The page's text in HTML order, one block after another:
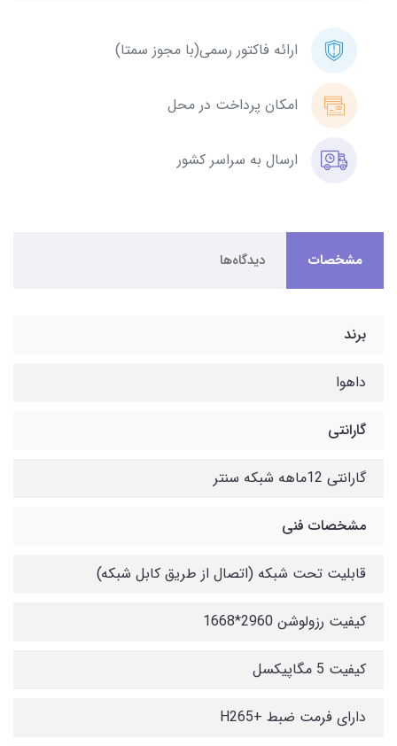
ارائه فاکتور رسمی(با مجوز سمتا)
امکان پرداخت در محل
ارسال به سراسر کشور
مشخصات دیدگاه‌ها
برند
داهوا
گارانتی
گارانتی 12ماهه شبکه سنتر
مشخصات فنی
قابلیت تحت شبکه (اتصال از طریق کابل شبکه)
کیفیت رزولوشن 2960*1668
کیفیت 5 مگاپیکسل
دارای فرمت ضبط +H265